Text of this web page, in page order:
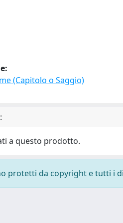
(Capitolo o Saggio)
a questo prodotto.
protetti da copyright e tutti i